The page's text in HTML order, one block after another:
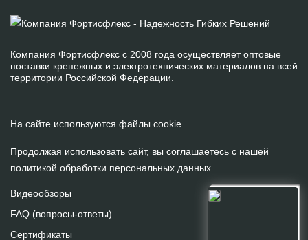
Компания Фортисфлекс с 2008 года осуществляет оптовые
поставки крепежных и электротехнических материалов на всей
территории Российской Федерации.
На сайте используются файлы cookie.
Продолжая использовать сайт, вы соглашаетесь с нашей
политикой обработки персональных данных
Видеообзоры
FAQ (вопросы-ответы)
Сертификаты